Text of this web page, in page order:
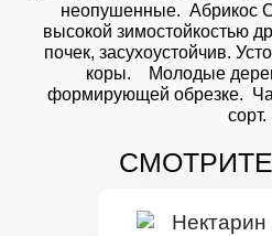
неопушенные. Абрикос
высокой зимостойкостью
почек, засухоустойчив.
коры. Молодые
формирующей обрезке.
сорт.